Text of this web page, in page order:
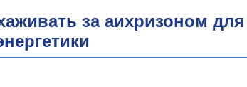
за аихризоном